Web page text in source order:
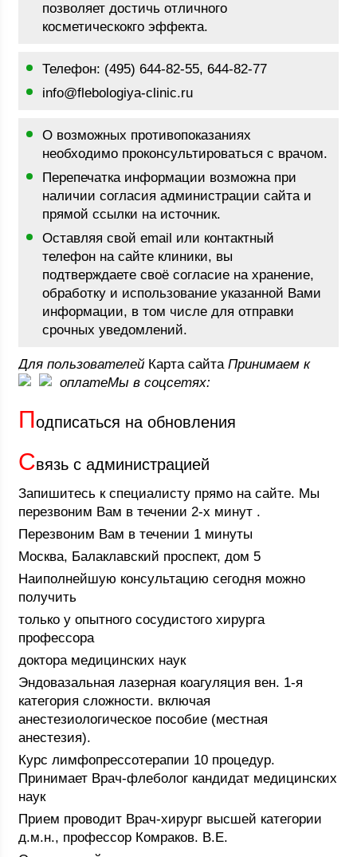
позволяет достичь отличного
косметическокго эффекта.
Телефон: (495) 644-82-55, 644-82-77
info@flebologiya-clinic.ru
О возможных противопоказаниях
необходимо проконсультироваться с врачом.
Перепечатка информации возможна при
наличии согласия администрации сайта и
прямой ссылки на источник.
Оставляя свой email или контактный
телефон на cайте клиники, вы
подтверждаете своё согласие на хранение,
обработку и использование указанной Вами
информации, в том числе для отправки
срочных уведомлений.
Для пользователей Карта сайтаПринимаем к
оплатеМы в соцсетях:
Подписаться на обновления
Связь с администрацией
Запишитесь к специалисту прямо на сайте. Мы
перезвоним Вам в течении 2-х минут .
Перезвоним Вам в течении 1 минуты
Москва, Балаклавский проспект, дом 5
Наиполнейшую консультацию сегодня можно
получить
только у опытного сосудистого хирурга
профессора
доктора медицинских наук
Эндовазальная лазерная коагуляция вен. 1-я
категория сложности. включая
анестезиологическое пособие (местная
анестезия).
Курс лимфопрессотерапии 10 процедур.
Принимает Врач-флеболог кандидат медицинских
наук
Прием проводит Врач-хирург высшей категории
д.м.н., профессор Комраков. В.Е.